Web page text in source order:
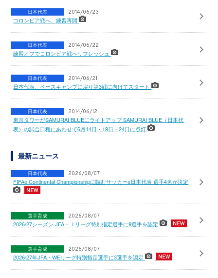
日本代表 2014/06/23
コロンビア戦へ、練習再開
日本代表 2014/06/22
練習オフでコロンビア戦へリフレッシュ
日本代表 2014/06/21
日本代表、ベースキャンプに戻り第3戦に向けてスタート
日本代表 2014/06/12
東京タワーがSAMURAI BLUEにライトアップ SAMURAI BLUE（日本代
表）の試合日程にあわせて6月14日・19日・24日に点灯
最新ニュース
日本代表 2026/08/07
FIFAe Continental Championshipに臨むサッカーe日本代表 選手4名が決定
選手育成 2026/08/07
2026/27シーズン JFA・Ｊリーグ特別指定選手に9選手を認定
選手育成 2026/08/07
2026/27年JFA・WEリーグ特別指定選手に3選手を認定